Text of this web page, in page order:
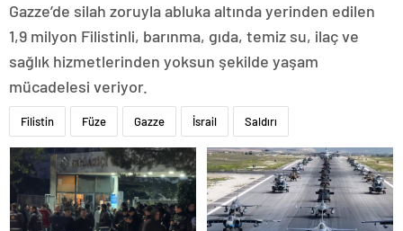
Gazze’de silah zoruyla abluka altında yerinden edilen
1,9 milyon Filistinli, barınma, gıda, temiz su, ilaç ve
sağlık hizmetlerinden yoksun şekilde yaşam
mücadelesi veriyor.
Filistin Füze Gazze İsrail Saldırı